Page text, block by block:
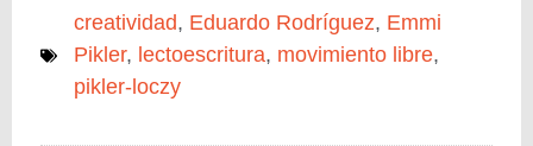
creatividad, Eduardo Rodríguez, Emmi
Pikler, lectoescritura, movimiento libre,
pikler-loczy